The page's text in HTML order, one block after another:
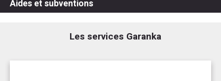
Aides et subventions
Les services Garanka